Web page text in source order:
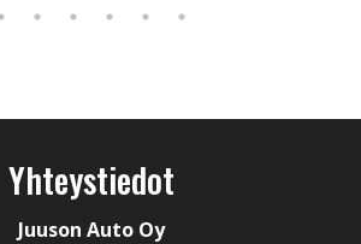
Yhteystiedot
Juuson Auto Oy